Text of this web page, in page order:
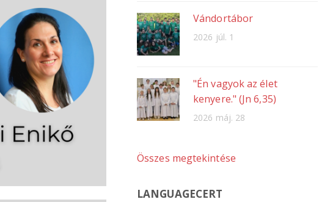
Vándortábor
2026 júl. 1
"Én vagyok az élet
kenyere." (Jn 6,35)
2026 máj. 28
Összes megtekintése
LANGUAGECERT